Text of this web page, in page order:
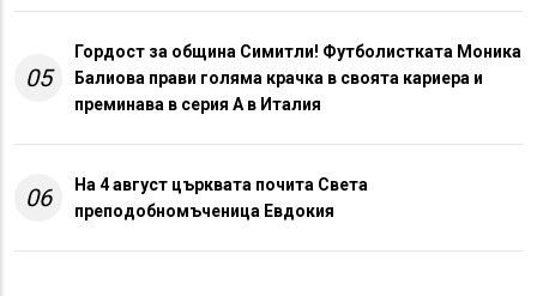
05
Гордост за община Симитли! Футболистката Моника
Балиова прави голяма крачка в своята кариера и
преминава в серия А в Италия
06
На 4 август църквата почита Света
преподобномъченица Евдокия